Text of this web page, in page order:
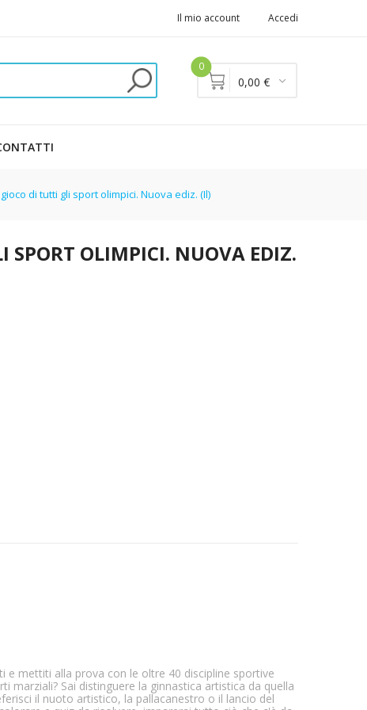
Il mio account Accedi
0
0,00 €
di tutti gli sport olimpici. Nuova ediz. (Il)
SPORT OLIMPICI. NUOVA EDIZ.
e mettiti alla prova con le oltre 40 discipline sportive
marziali? Sai distinguere la ginnastica artistica da quella
il nuoto artistico, la pallacanestro o il lancio del